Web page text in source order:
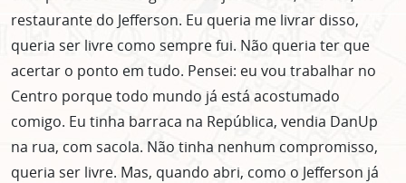
restaurante do Jefferson. Eu queria me livrar disso,
queria ser livre como sempre fui. Não queria ter que
acertar o ponto em tudo. Pensei: eu vou trabalhar no
Centro porque todo mundo já está acostumado
comigo. Eu tinha barraca na República, vendia DanUp
na rua, com sacola. Não tinha nenhum compromisso,
queria ser livre. Mas, quando abri, como o Jefferson já